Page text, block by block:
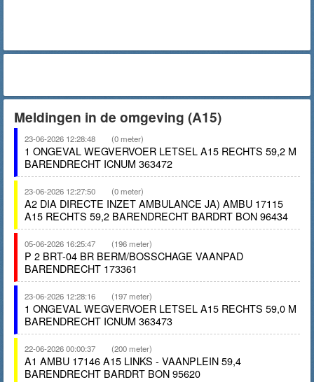
Meldingen in de omgeving (A15)
23-06-2026 12:28:48 (0 meter)
1 ONGEVAL WEGVERVOER LETSEL A15 RECHTS 59,2 M
BARENDRECHT ICNUM 363472
23-06-2026 12:27:50 (0 meter)
A2 DIA DIRECTE INZET AMBULANCE JA) AMBU 17115
A15 RECHTS 59,2 BARENDRECHT BARDRT BON 96434
05-06-2026 16:25:47 (196 meter)
P 2 BRT-04 BR BERM/BOSSCHAGE VAANPAD
BARENDRECHT 173361
23-06-2026 12:28:16 (197 meter)
1 ONGEVAL WEGVERVOER LETSEL A15 RECHTS 59,0 M
BARENDRECHT ICNUM 363473
22-06-2026 00:00:37 (200 meter)
A1 AMBU 17146 A15 LINKS - VAANPLEIN 59,4
BARENDRECHT BARDRT BON 95620